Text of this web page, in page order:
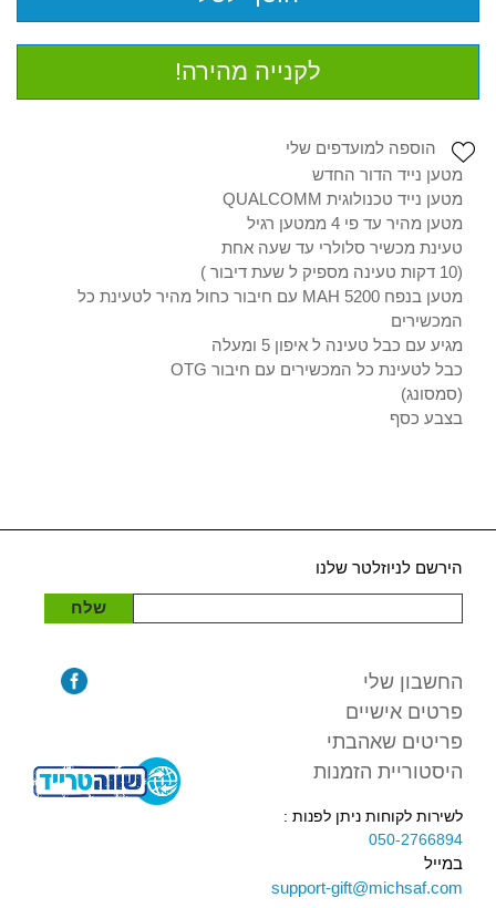
מטען נייד הדור החדש
מטען נייד טכנולוגית QUALCOMM
מטען מהיר עד פי 4 ממטען רגיל
טעינת מכשיר סלולרי עד שעה אחת
(10 דקות טעינה מספיק ל שעת דיבור )
מטען בנפח 5200 MAH עם חיבור כחול מהיר לטעינת כל
המכשירים
מגיע עם כבל טעינה ל איפון 5 ומעלה
כבל לטעינת כל המכשירים עם חיבור OTG
(סמסונג)
בצבע כסף
לקנייה מהירה!
הוספה למועדפים שלי
הירשם לניוזלטר שלנו
שלח
החשבון שלי
פרטים אישיים
פריטים שאהבתי
היסטוריית הזמנות
לשירות לקוחות ניתן לפנות :
050-2766894
במייל
support-gift@michsaf.com